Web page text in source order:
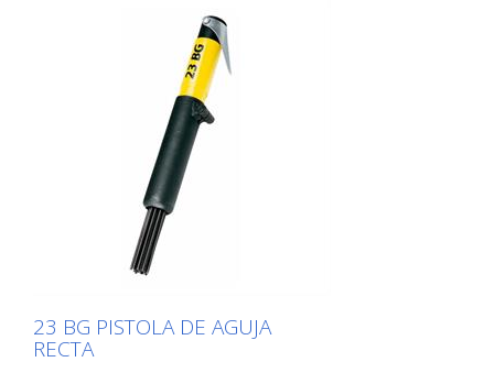
agujas Von Arx adecuada para cada
trabajo. Con agujas de 2, 3 o 4 mm según
se requiera. El peso: 2,2 kg (4,9 libras)
Consumo de aire: 100 L/min. (3.5 cfm)
Agujas de 3 mm: 19 piezas Presión de
aire: máx. 7 bar (100 psi) Conexión: G 3/8
'' Niveles de ruido: 101 dB (A)
23 BG PISTOLA DE AGUJA
RECTA